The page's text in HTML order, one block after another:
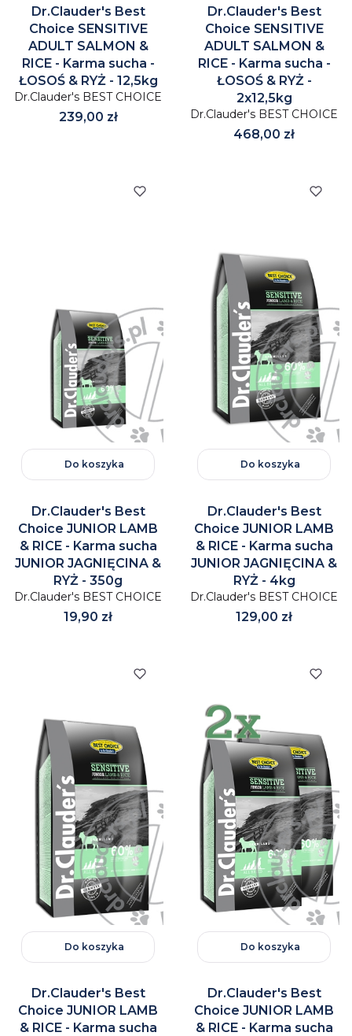
Dr.Clauder's Best
Choice SENSITIVE
ADULT SALMON &
RICE - Karma sucha -
ŁOSOŚ & RYŻ - 12,5kg
Dr.Clauder's BEST CHOICE
Cena
239,00 zł
Dr.Clauder's Best
Choice SENSITIVE
ADULT SALMON &
RICE - Karma sucha -
ŁOSOŚ & RYŻ -
2x12,5kg
Dr.Clauder's BEST CHOICE
Cena
468,00 zł
Do koszyka
Dr.Clauder's Best
Choice JUNIOR LAMB
& RICE - Karma sucha
JUNIOR JAGNIĘCINA &
RYŻ - 350g
Dr.Clauder's BEST CHOICE
Cena
19,90 zł
Do koszyka
Dr.Clauder's Best
Choice JUNIOR LAMB
& RICE - Karma sucha
JUNIOR JAGNIĘCINA &
RYŻ - 4kg
Dr.Clauder's BEST CHOICE
Cena
129,00 zł
Do koszyka
Dr.Clauder's Best
Choice JUNIOR LAMB
& RICE - Karma sucha
Do koszyka
Dr.Clauder's Best
Choice JUNIOR LAMB
& RICE - Karma sucha